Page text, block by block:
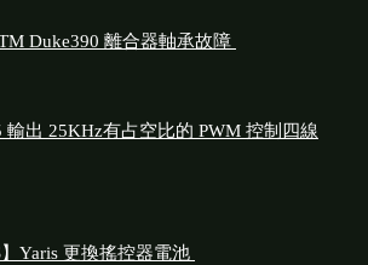
Duke390 離合器軸承故障
輸出 25KHz有占空比的 PWM 控制四線
】Yaris 更換搖控器電池